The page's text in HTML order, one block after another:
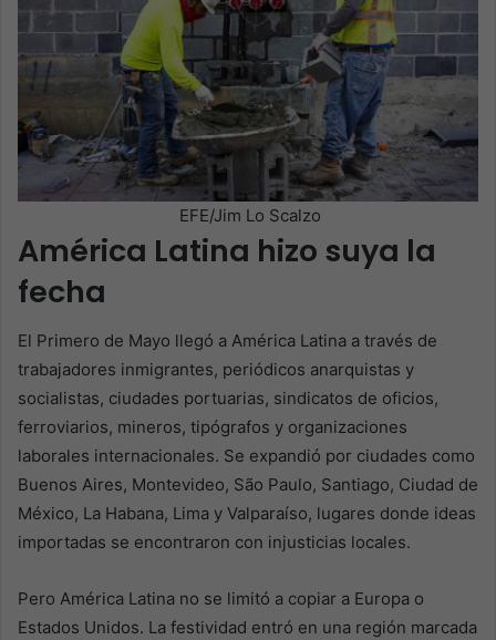
EFE/Jim Lo Scalzo
América Latina hizo suya la
fecha
El Primero de Mayo llegó a América Latina a través de
trabajadores inmigrantes, periódicos anarquistas y
socialistas, ciudades portuarias, sindicatos de oficios,
ferroviarios, mineros, tipógrafos y organizaciones
laborales internacionales. Se expandió por ciudades como
Buenos Aires, Montevideo, São Paulo, Santiago, Ciudad de
México, La Habana, Lima y Valparaíso, lugares donde ideas
importadas se encontraron con injusticias locales.
Pero América Latina no se limitó a copiar a Europa o
Estados Unidos. La festividad entró en una región marcada